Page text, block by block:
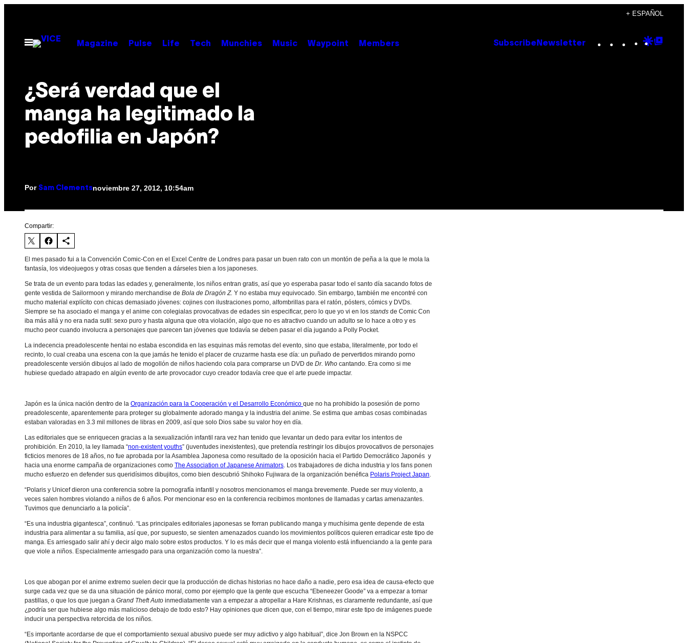
contenido
+ ESPAÑOL
Abrir
Menú
Magazine Pulse Life Tech Munchies Music Waypoint Members Subscribe Newsletter Instagram
TikTok
YouTube
Google
¿Será verdad que el
manga ha legitimado la
pedofilia en Japón?
Por Sam Clementsnoviembre 27, 2012, 10:54am
Compartir:
El mes pasado fui a la Convención Comic-Con en el Excel Centre de Londres para pasar un buen rato con un montón de peña a la que le mola la
fantasía, los videojuegos y otras cosas que tienden a dárseles bien a los japoneses.
Se trata de un evento para todas las edades y, generalmente, los niños entran gratis, así que yo esperaba pasar todo el santo día sacando fotos de
gente vestida de Sailormoon y mirando merchandise de Bola de Dragón Z. Y no estaba muy equivocado. Sin embargo, también me encontré con
mucho material explícito con chicas demasiado jóvenes: cojines con ilustraciones porno, alfombrillas para el ratón, pósters, cómics y DVDs.
Siempre se ha asociado el manga y el anime con colegialas provocativas de edades sin especificar, pero lo que yo vi en los stands de Comic Con
iba más allá y no era nada sutil: sexo puro y hasta alguna que otra violación, algo que no es atractivo cuando un adulto se lo hace a otro y es
mucho peor cuando involucra a personajes que parecen tan jóvenes que todavía se deben pasar el día jugando a Polly Pocket.
La indecencia preadolescente hentai no estaba escondida en las esquinas más remotas del evento, sino que estaba, literalmente, por todo el
recinto, lo cual creaba una escena con la que jamás he tenido el placer de cruzarme hasta ese día: un puñado de pervertidos mirando porno
preadolescente versión dibujos al lado de mogollón de niños haciendo cola para comprarse un DVD de Dr. Who cantando. Era como si me
hubiese quedado atrapado en algún evento de arte provocador cuyo creador todavía cree que el arte puede impactar.
Japón es la única nación dentro de la Organización para la Cooperación y el Desarrollo Económico que no ha prohibido la posesión de porno
preadolescente, aparentemente para proteger su globalmente adorado manga y la industria del anime. Se estima que ambas cosas combinadas
estaban valoradas en 3.3 mil millones de libras en 2009, así que solo Dios sabe su valor hoy en día.
Las editoriales que se enriquecen gracias a la sexualización infantil rara vez han tenido que levantar un dedo para evitar los intentos de
prohibición. En 2010, la ley llamada “non-existent youths” (juventudes inexistentes), que pretendía restringir los dibujos provocativos de personajes
ficticios menores de 18 años, no fue aprobada por la Asamblea Japonesa como resultado de la oposición hacia el Partido Democrático Japonés y
hacia una enorme campaña de organizaciones como The Association of Japanese Animators. Los trabajadores de dicha industria y los fans ponen
mucho esfuerzo en defender sus queridísimos dibujitos, como bien descubrió Shihoko Fujiwara de la organización benéfica Polaris Project Japan.
“Polaris y Unicef dieron una conferencia sobre la pornografía infantil y nosotros mencionamos el manga brevemente. Puede ser muy violento, a
veces salen hombres violando a niños de 6 años. Por mencionar eso en la conferencia recibimos montones de llamadas y cartas amenazantes.
Tuvimos que denunciarlo a la policía”.
“Es una industria gigantesca”, continuó. “Las principales editoriales japonesas se forran publicando manga y muchísima gente depende de esta
industria para alimentar a su familia, así que, por supuesto, se sienten amenazados cuando los movimientos políticos quieren erradicar este tipo de
manga. Es arriesgado salir ahí y decir algo malo sobre estos productos. Y lo es más decir que el manga violento está influenciando a la gente para
que viole a niños. Especialmente arriesgado para una organización como la nuestra”.
Los que abogan por el anime extremo suelen decir que la producción de dichas historias no hace daño a nadie, pero esa idea de causa-efecto que
surge cada vez que se da una situación de pánico moral, como por ejemplo que la gente que escucha “Ebeneezer Goode” va a empezar a tomar
pastillas, o que los que juegan a Grand Theft Auto inmediatamente van a empezar a atropellar a Hare Krishnas, es claramente redundante, así que
¿podría ser que hubiese algo más malicioso debajo de todo esto? Hay opiniones que dicen que, con el tiempo, mirar este tipo de imágenes puede
inducir una perspectiva retorcida de los niños.
“Es importante acordarse de que el comportamiento sexual abusivo puede ser muy adictivo y algo habitual”, dice Jon Brown en la NSPCC